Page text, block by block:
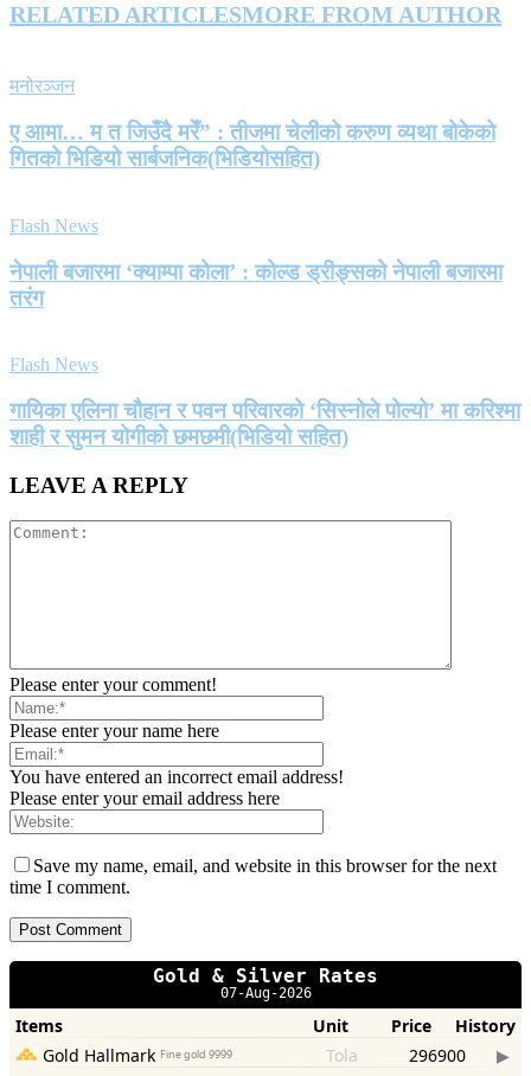
RELATED ARTICLESMORE FROM AUTHOR
मनोरञ्जन
ए आमा… म त जिउँदै मरेँ” : तीजमा चेलीको करुण व्यथा बोकेको
गितको भिडियो सार्बजनिक(भिडियोसहित)
Flash News
नेपाली बजारमा ‘क्याम्पा कोला’ : कोल्ड ड्रीङ्सको नेपाली बजारमा
तरंग
Flash News
गायिका एलिना चौहान र पवन परिवारको ‘सिस्नोले पोल्यो’ मा करिश्मा
शाही र सुमन योगीको छमछमी(भिडियो सहित)
LEAVE A REPLY
Please enter your comment!
Please enter your name here
You have entered an incorrect email address!
Please enter your email address here
Save my name, email, and website in this browser for the next
time I comment.